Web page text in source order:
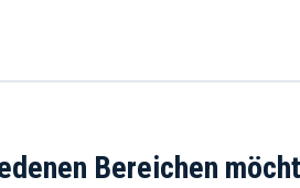
Bereichen